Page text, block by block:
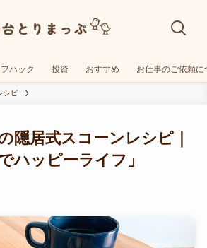
ハック 投資 おすすめ お仕事のご依頼に
シピ
隠居式スコーンレシピ｜
ハッピーライフ」